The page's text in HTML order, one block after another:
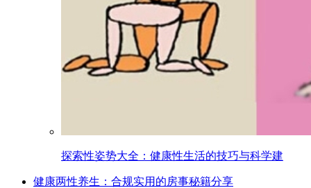
探索性姿势大全：健康性生活的技巧与科学建
健康两性养生：合规实用的房事秘籍分享